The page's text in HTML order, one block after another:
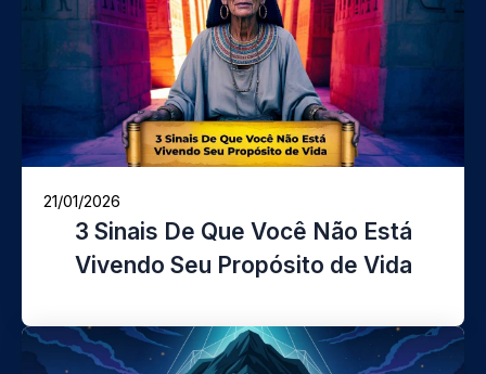
21/01/2026
3 Sinais De Que Você Não Está
Vivendo Seu Propósito de Vida